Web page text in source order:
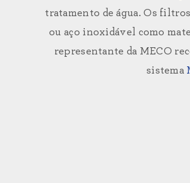
tratamento de água. Os
ou aço inoxidável como
representante da MECO
sistema